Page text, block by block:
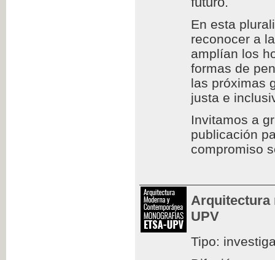
En esta
reconocer a
amplían los
formas de
las próximas
justa e
Invitamos a
publicación
compromiso
Arquitectura
UPV
Tipo: